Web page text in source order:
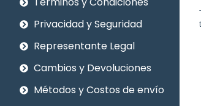
Privacidad y Seguridad
Representante Legal
Cambios y Devoluciones
Métodos y Costos de envío